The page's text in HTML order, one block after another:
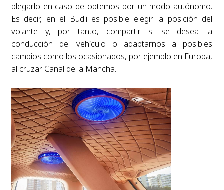
plegarlo en caso de optemos por un modo autónomo.
Es decir, en el Budii es posible elegir la posición del
volante y, por tanto, compartir si se desea la
conducción del vehículo o adaptarnos a posibles
cambios como los ocasionados, por ejemplo en Europa,
al cruzar Canal de la Mancha.